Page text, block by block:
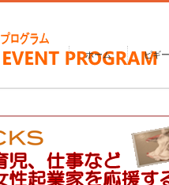
ホーム ピギ